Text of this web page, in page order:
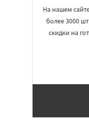
На нашем
более 3000
скидки на